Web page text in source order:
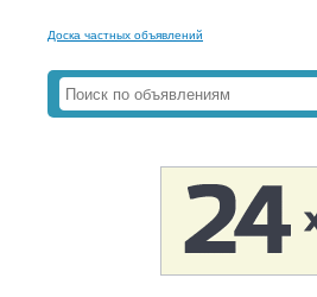
Доска частных объявлений